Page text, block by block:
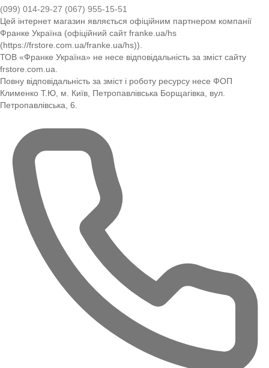
(099) 014-29-27 (067) 955-15-51
Цей інтернет магазин являється офіційним партнером компанії
Франке Україна (офіційний сайт franke.ua/hs
(https://frstore.com.ua/franke.ua/hs)).
ТОВ «Франке Україна» не несе відповідальність за зміст сайту
frstore.com.ua.
Повну відповідальність за зміст і роботу ресурсу несе ФОП
Клименко Т.Ю, м. Київ, Петропавлівська Борщагівка, вул.
Петропавлівська, 6.